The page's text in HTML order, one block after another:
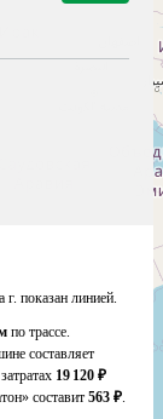
показан линией.
по трассе.
составляет
19 120 ₽
составит 563 ₽.